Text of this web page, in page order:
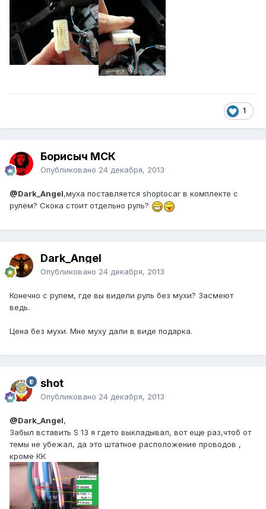
1
Борисыч МСК
Опубликовано 24 декабря, 2013
@Dark_Angel,муха поставляется shoptocar в комплекте с
рулём? Скока стоит отдельно руль?
Dark_Angel
Опубликовано 24 декабря, 2013
Конечно с рулем, где вы видели руль без мухи? Засмеют
ведь.
Цена без мухи. Мне муху дали в виде подарка.
shot
Опубликовано 24 декабря, 2013
@Dark_Angel,
Забыл вставить S 13 я гдето выкладывал, вот еще раз,чтоб от
темы не убежал, да это штатное расположение проводов ,
кроме КК